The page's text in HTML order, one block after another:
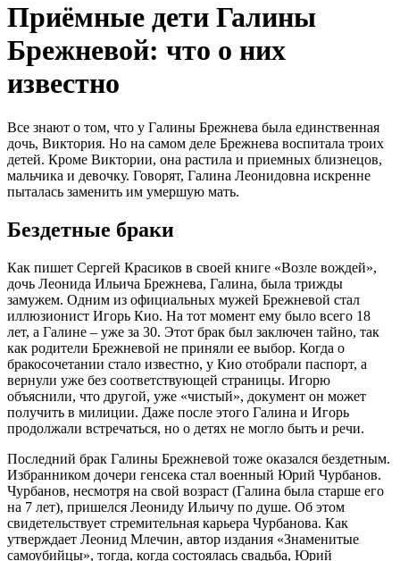
Приёмные дети Галины
Брежневой: что о них
известно
Все знают о том, что у Галины Брежнева была единственная
дочь, Виктория. Но на самом деле Брежнева воспитала троих
детей. Кроме Виктории, она растила и приемных близнецов,
мальчика и девочку. Говорят, Галина Леонидовна искренне
пыталась заменить им умершую мать.
Бездетные браки
Как пишет Сергей Красиков в своей книге «Возле вождей»,
дочь Леонида Ильича Брежнева, Галина, была трижды
замужем. Одним из официальных мужей Брежневой стал
иллюзионист Игорь Кио. На тот момент ему было всего 18
лет, а Галине – уже за 30. Этот брак был заключен тайно, так
как родители Брежневой не приняли ее выбор. Когда о
бракосочетании стало известно, у Кио отобрали паспорт, а
вернули уже без соответствующей страницы. Игорю
объяснили, что другой, уже «чистый», документ он может
получить в милиции. Даже после этого Галина и Игорь
продолжали встречаться, но о детях не могло быть и речи.
Последний брак Галины Брежневой тоже оказался бездетным.
Избранником дочери генсека стал военный Юрий Чурбанов.
Чурбанов, несмотря на свой возраст (Галина была старше его
на 7 лет), пришелся Леониду Ильичу по душе. Об этом
свидетельствует стремительная карьера Чурбанова. Как
утверждает Леонид Млечин, автор издания «Знаменитые
самоубийцы», тогда, когда состоялась свадьба, Юрий